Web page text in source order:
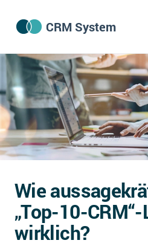
CRM System
CRM Software
CRM Wissenszentrum
CRM News
Was ist CRM?
Offene Stellen bei CRM-Lieferanten
Über uns
Wie
„Top-10-
wirklich?